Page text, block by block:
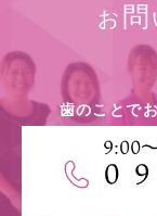
お 問
歯のことで